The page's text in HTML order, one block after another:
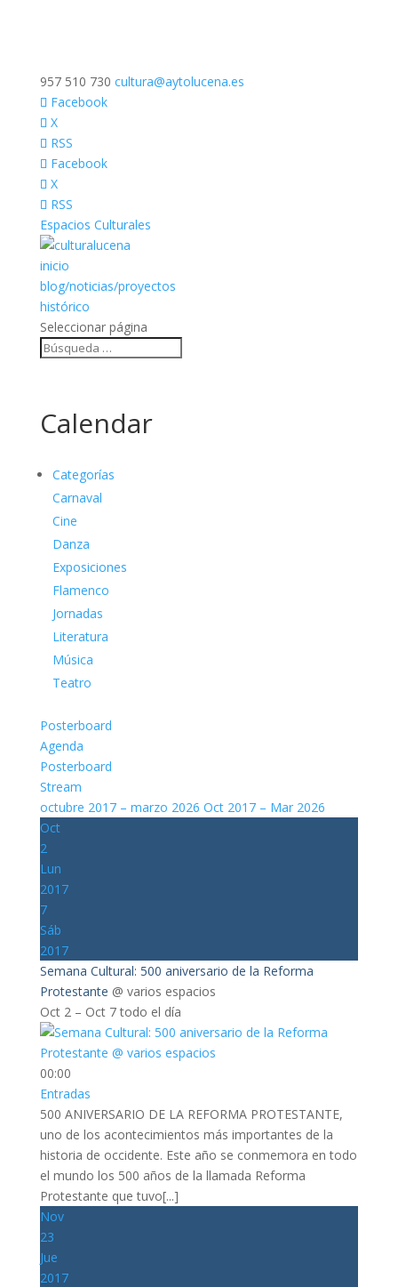
957 510 730 cultura@aytolucena.es
Facebook
X
RSS
Facebook
X
RSS
Espacios Culturales
inicio
blog/noticias/proyectos
histórico
Seleccionar página
Calendar
Categorías
Carnaval
Cine
Danza
Exposiciones
Flamenco
Jornadas
Literatura
Música
Teatro
Posterboard
Agenda
Posterboard
Stream
octubre 2017 – marzo 2026 Oct 2017 – Mar 2026
Oct
2
Lun
2017
7
Sáb
2017
Semana Cultural: 500 aniversario de la Reforma
Protestante @ varios espacios
Oct 2 – Oct 7todo el día
00:00
Entradas
500 ANIVERSARIO DE LA REFORMA PROTESTANTE,
uno de los acontecimientos más importantes de la
historia de occidente. Este año se conmemora en todo
el mundo los 500 años de la llamada Reforma
Protestante que tuvo[...]
Nov
23
Jue
2017